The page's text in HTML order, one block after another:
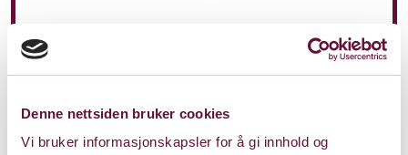
Denne nettsiden bruker cookies
Vi bruker informasjonskapsler for å gi innhold og